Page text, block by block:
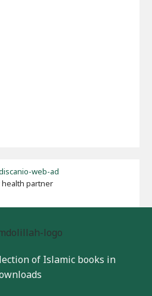
health partner
of Islamic books in